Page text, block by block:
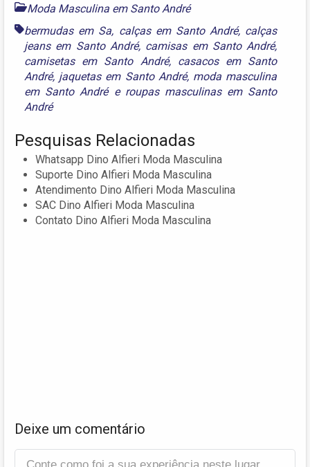
Moda Masculina em Santo André
bermudas em Sa, calças em Santo André, calças
jeans em Santo André, camisas em Santo André,
camisetas em Santo André, casacos em Santo
André, jaquetas em Santo André, moda masculina
em Santo Andrée roupas masculinas em Santo
André
Pesquisas Relacionadas
Whatsapp Dino Alfieri Moda Masculina
Suporte Dino Alfieri Moda Masculina
Atendimento Dino Alfieri Moda Masculina
SAC Dino Alfieri Moda Masculina
Contato Dino Alfieri Moda Masculina
Deixe um comentário